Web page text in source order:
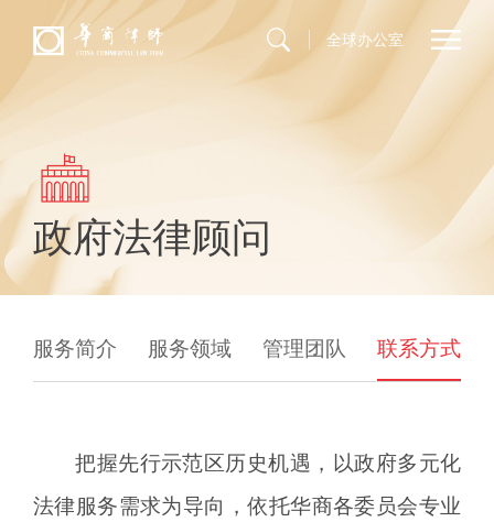
全球办公室
政府法律顾问
服务简介 服务领域 管理团队 联系方式
把握先行示范区历史机遇，以政府多元化
法律服务需求为导向，依托华商各委员会专业